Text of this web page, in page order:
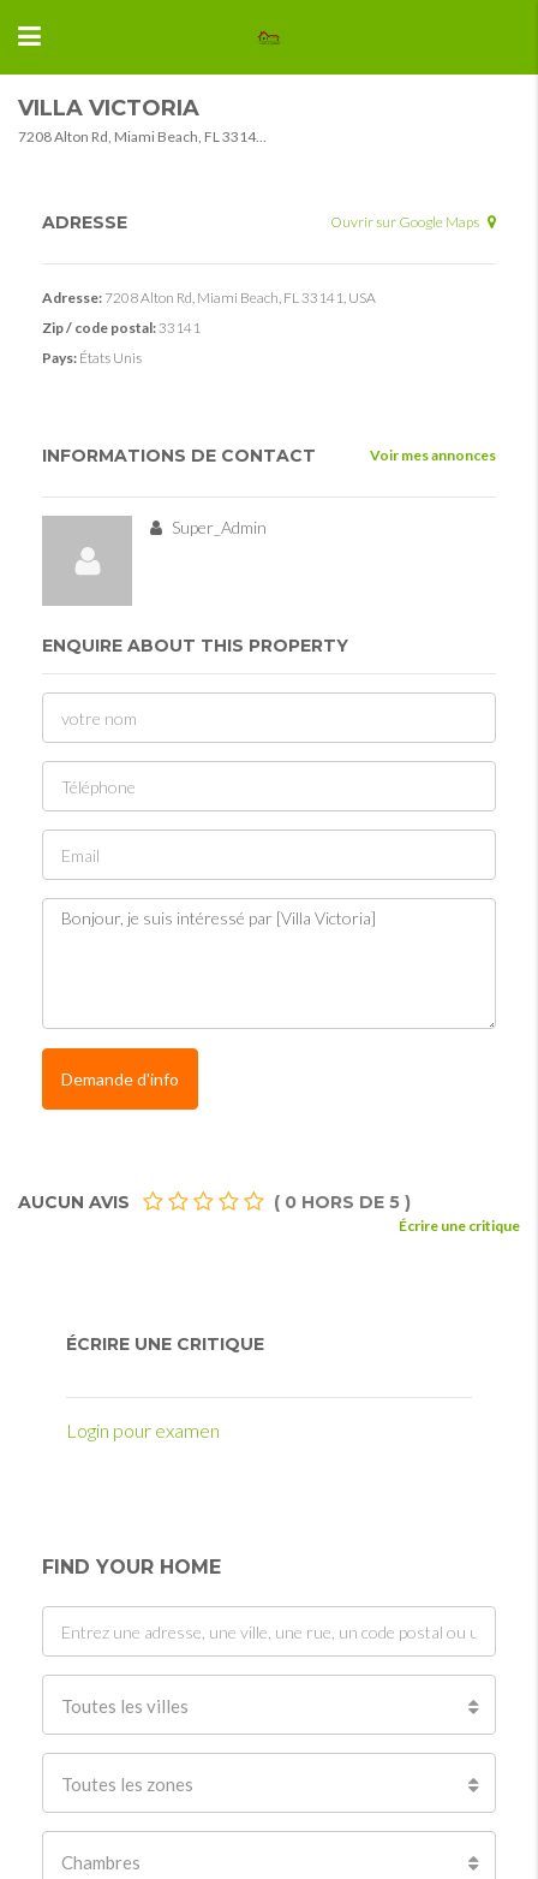
VILLA VICTORIA
7208 Alton Rd, Miami Beach, FL 33141, USA
ADRESSE Ouvrir sur Google Maps
Adresse: 7208 Alton Rd, Miami Beach, FL 33141, USA
Zip / code postal:33141
Pays: États Unis
INFORMATIONS DE CONTACT Voir mes annonces
Super_Admin
ENQUIRE ABOUT THIS PROPERTY
Demande d'info
AUCUN AVIS ( 0 HORS DE 5 )
Écrire une critique
ÉCRIRE UNE CRITIQUE
Login pour examen
FIND YOUR HOME
Toutes les villes
Toutes les zones
Chambres